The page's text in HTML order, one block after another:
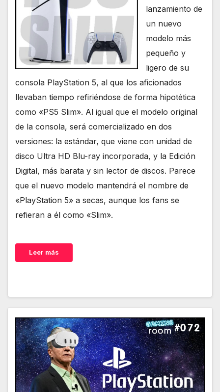
lanzamiento de
un nuevo
modelo más
pequeño y
ligero de su
consola PlayStation 5, al que los aficionados
llevaban tiempo refiriéndose de forma hipotética
como «PS5 Slim». Al igual que el modelo original
de la consola, será comercializado en dos
versiones: la estándar, que viene con unidad de
disco Ultra HD Blu-ray incorporada, y la Edición
Digital, más barata y sin lector de discos. Parece
que el nuevo modelo mantendrá el nombre de
«PlayStation 5» a secas, aunque los fans se
refieran a él como «Slim».
Leer más